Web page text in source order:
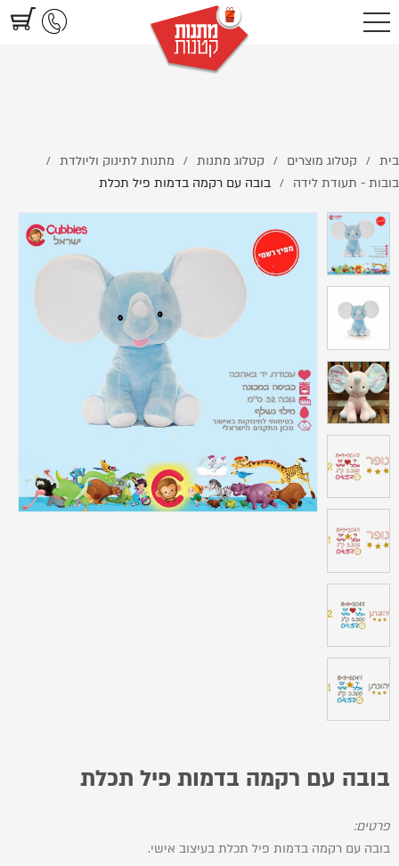
https://www.littlegifts.co.il/%D7%A4%D7%99%D7%9C-
%D7%AA%D7%9B%D7%9C%D7%AA/
בית / קטלוג מוצרים / קטלוג מתנות / מתנות לתינוק וליולדת /
בובות - תעודת לידה / בובה עם רקמה בדמות פיל תכלת
בובה עם רקמה בדמות פיל תכלת
פרטים:
בובה עם רקמה בדמות פיל תכלת בעיצוב אישי.